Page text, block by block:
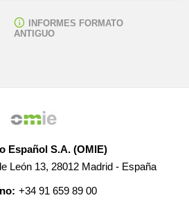
INFORMES FORMATO
ANTIGUO
Español S.A. (OMIE)
León 13, 28012 Madrid - España
+34 91 659 89 00